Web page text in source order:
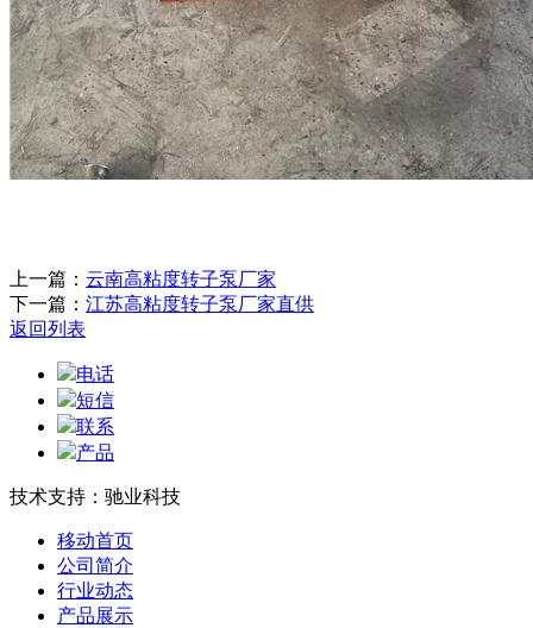
上一篇： 云南高粘度转子泵厂家
下一篇： 江苏高粘度转子泵厂家直供
返回列表
电话
短信
联系
产品
技术支持：驰业科技
移动首页
公司简介
行业动态
产品展示